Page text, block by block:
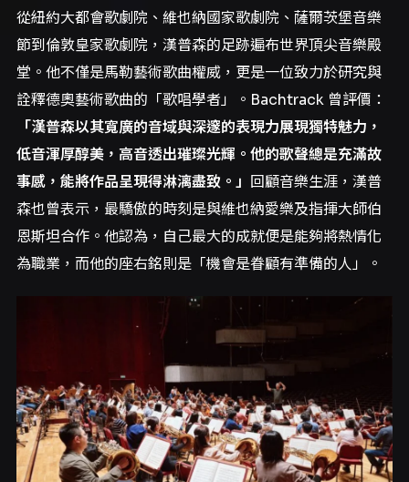
從紐約大都會歌劇院、維也納國家歌劇院、薩爾茨堡音樂
節到倫敦皇家歌劇院，漢普森的足跡遍布世界頂尖音樂殿
堂。他不僅是馬勒藝術歌曲權威，更是一位致力於研究與
詮釋德奧藝術歌曲的「歌唱學者」。Bachtrack 曾評價：
「漢普森以其寬廣的音域與深邃的表現力展現獨特魅力，
低音渾厚醇美，高音透出璀璨光輝。他的歌聲總是充滿故
事感，能將作品呈現得淋漓盡致。」 回顧音樂生涯，漢普
森也曾表示，最驕傲的時刻是與維也納愛樂及指揮大師伯
恩斯坦合作。他認為，自己最大的成就便是能夠將熱情化
為職業，而他的座右銘則是「機會是眷顧有準備的人」。